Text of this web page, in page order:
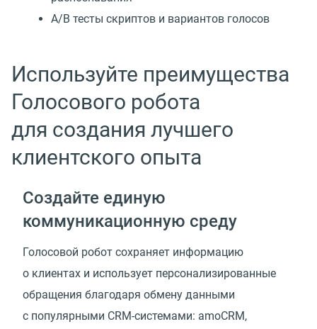
А/В тесты скриптов и вариантов голосов
Используйте преимущества
Голосового робота
для создания лучшего
клиентского опыта
Создайте единую
коммуникационную среду
Голосовой робот сохраняет информацию
о клиентах и использует персонализированные
обращения благодаря обмену данными
с популярными CRM-системами: amoCRM,